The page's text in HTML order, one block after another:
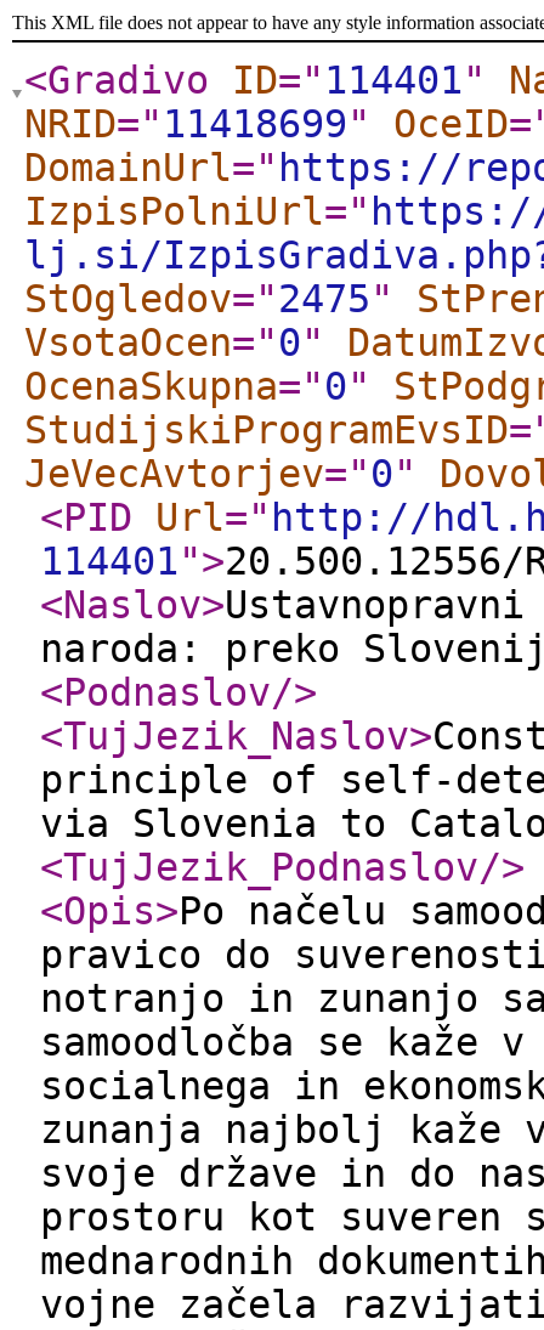
This XML file does not appear to have any style information
<Gradivo ID=" 114401"
NRID=" 11418699" OceID
DomainUrl=" https://
IzpisPolniUrl="
lj.si/
StOgledov="2475"
VsotaOcen="0"
OcenaSkupna="0"
StudijskiProgramEvsID
JeVecAvtorjev="0"
<PID
Url=" http://
114401">20.500.12556/
<Naslov>
naroda: preko
<Podnaslov/>
<TujJezik_Naslov>
principle of self-
via Slovenia to
<TujJezik_Podnaslov/>
<Opis>Po načelu
pravico do
notranjo in zunanjo
samoodločba se
socialnega in
zunanja najbolj kaže
svoje države in do
prostoru kot
mednarodnih
vojne začela